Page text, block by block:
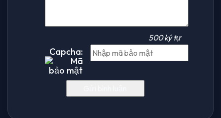
500 ký tự
Capcha: